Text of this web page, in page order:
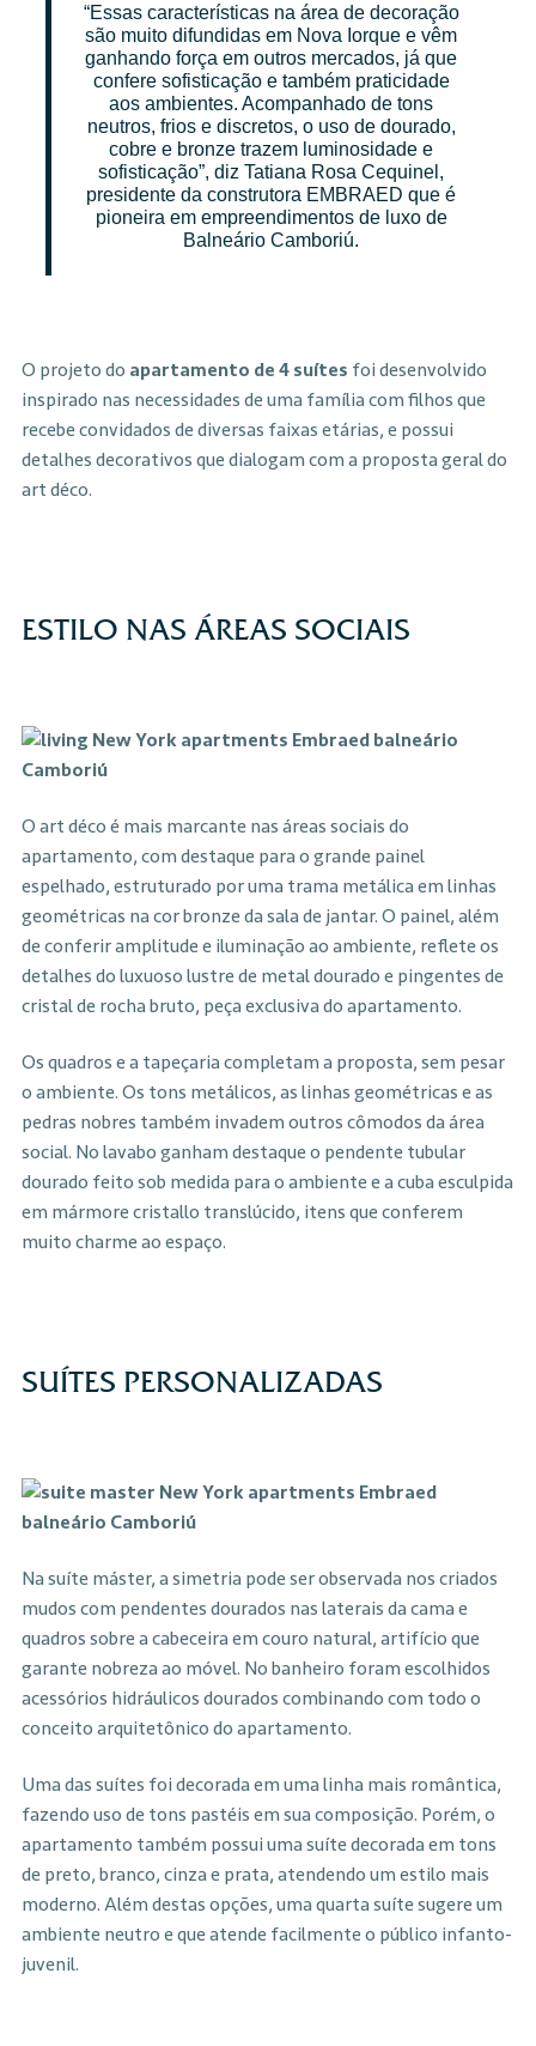
“Essas características na área de decoração
são muito difundidas em Nova Iorque e vêm
ganhando força em outros mercados, já que
confere sofisticação e também praticidade
aos ambientes. Acompanhado de tons
neutros, frios e discretos, o uso de dourado,
cobre e bronze trazem luminosidade e
sofisticação”, diz Tatiana Rosa Cequinel,
presidente da construtora EMBRAED que é
pioneira em empreendimentos de luxo de
Balneário Camboriú.
O projeto do apartamento de 4 suítes foi desenvolvido
inspirado nas necessidades de uma família com filhos que
recebe convidados de diversas faixas etárias, e possui
detalhes decorativos que dialogam com a proposta geral do
art déco.
ESTILO NAS ÁREAS SOCIAIS
O art déco é mais marcante nas áreas sociais do
apartamento, com destaque para o grande painel
espelhado, estruturado por uma trama metálica em linhas
geométricas na cor bronze da sala de jantar. O painel, além
de conferir amplitude e iluminação ao ambiente, reflete os
detalhes do luxuoso lustre de metal dourado e pingentes de
cristal de rocha bruto, peça exclusiva do apartamento.
Os quadros e a tapeçaria completam a proposta, sem pesar
o ambiente. Os tons metálicos, as linhas geométricas e as
pedras nobres também invadem outros cômodos da área
social. No lavabo ganham destaque o pendente tubular
dourado feito sob medida para o ambiente e a cuba esculpida
em mármore cristallo translúcido, itens que conferem
muito charme ao espaço.
SUÍTES PERSONALIZADAS
Na suíte máster, a simetria pode ser observada nos criados
mudos com pendentes dourados nas laterais da cama e
quadros sobre a cabeceira em couro natural, artifício que
garante nobreza ao móvel. No banheiro foram escolhidos
acessórios hidráulicos dourados combinando com todo o
conceito arquitetônico do apartamento.
Uma das suítes foi decorada em uma linha mais romântica,
fazendo uso de tons pastéis em sua composição. Porém, o
apartamento também possui uma suíte decorada em tons
de preto, branco, cinza e prata, atendendo um estilo mais
moderno. Além destas opções, uma quarta suíte sugere um
ambiente neutro e que atende facilmente o público infanto-
juvenil.